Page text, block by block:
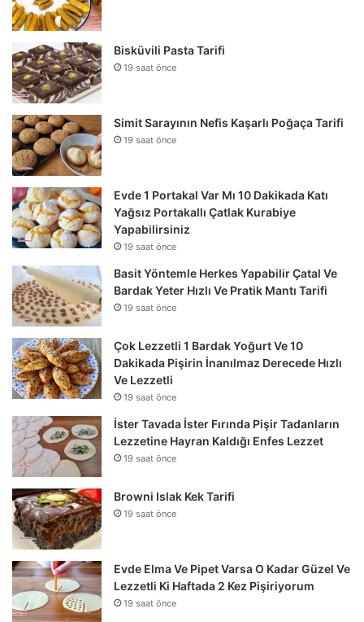
Bisküvili Pasta Tarifi
19 saat önce
Simit Sarayının Nefis Kaşarlı Poğaça Tarifi
19 saat önce
Evde 1 Portakal Var Mı 10 Dakikada Katı
Yağsız Portakallı Çatlak Kurabiye
Yapabilirsiniz
19 saat önce
Basit Yöntemle Herkes Yapabilir Çatal Ve
Bardak Yeter Hızlı Ve Pratik Mantı Tarifi
19 saat önce
Çok Lezzetli 1 Bardak Yoğurt Ve 10
Dakikada Pişirin İnanılmaz Derecede Hızlı
Ve Lezzetli
19 saat önce
İster Tavada İster Fırında Pişir Tadanların
Lezzetine Hayran Kaldığı Enfes Lezzet
19 saat önce
Browni Islak Kek Tarifi
19 saat önce
Evde Elma Ve Pipet Varsa O Kadar Güzel Ve
Lezzetli Ki Haftada 2 Kez Pişiriyorum
19 saat önce